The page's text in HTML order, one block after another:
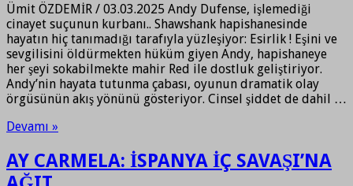
Ümit ÖZDEMİR / 03.03.2025 Andy Dufense, işlemediği
cinayet suçunun kurbanı.. Shawshank hapishanesinde
hayatın hiç tanımadığı tarafıyla yüzleşiyor: Esirlik ! Eşini ve
sevgilisini öldürmekten hüküm giyen Andy, hapishaneye
her şeyi sokabilmekte mahir Red ile dostluk geliştiriyor.
Andy’nin hayata tutunma çabası, oyunun dramatik olay
örgüsünün akış yönünü gösteriyor. Cinsel şiddet de dahil …
Devamı »
AY CARMELA: İSPANYA İÇ SAVAŞI’NA